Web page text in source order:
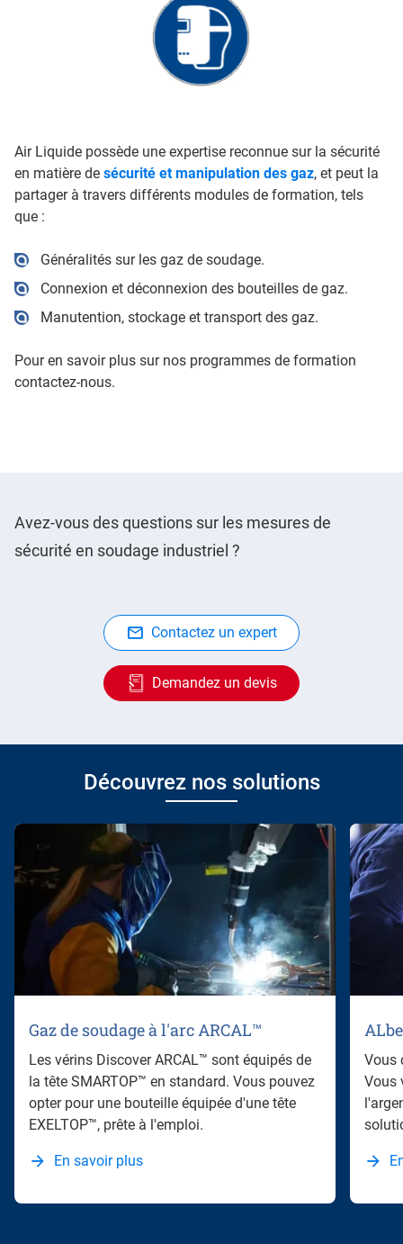
Air Liquide possède une expertise reconnue sur la sécurité
en matière de sécurité et manipulation des gaz, et peut la
partager à travers différents modules de formation, tels
que :
Généralités sur les gaz de soudage.
Connexion et déconnexion des bouteilles de gaz.
Manutention, stockage et transport des gaz.
Pour en savoir plus sur nos programmes de formation
contactez-nous.
Avez-vous des questions sur les mesures de
sécurité en soudage industriel ?
Contactez un expert
Demandez un devis
Découvrez nos solutions
Gaz de soudage à l'arc ARCAL™
Les vérins Discover ARCAL™ sont équipés de
la tête SMARTOP™ en standard. Vous pouvez
opter pour une bouteille équipée d'une tête
EXELTOP™, prête à l'emploi.
En savoir plus
Vous
Vous